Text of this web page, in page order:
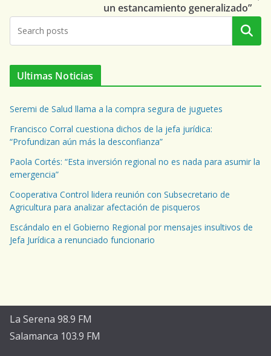
un estancamiento generalizado”
Buscar
Ultimas Noticias
Seremi de Salud llama a la compra segura de juguetes
Francisco Corral cuestiona dichos de la jefa jurídica:
“Profundizan aún más la desconfianza”
Paola Cortés: “Esta inversión regional no es nada para asumir la
emergencia”
Cooperativa Control lidera reunión con Subsecretario de
Agricultura para analizar afectación de pisqueros
Escándalo en el Gobierno Regional por mensajes insultivos de
Jefa Jurídica a renunciado funcionario
La Serena 98.9 FM
Salamanca 103.9 FM